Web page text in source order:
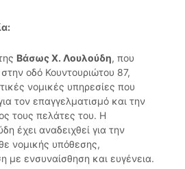
Βάσως Χ. Λουλούδη, που
οδό Κουντουριώτου 87,
νομικές υπηρεσίες που
τον επαγγελματισμό και την
τους πελάτες του. Η
έχει αναδειχθεί για την
νομικής υπόθεσης,
με ενσυναίσθηση και ευγένεια.